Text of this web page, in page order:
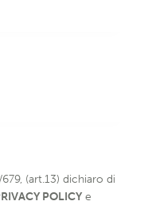
(art.13) dichiaro di
POLICYe